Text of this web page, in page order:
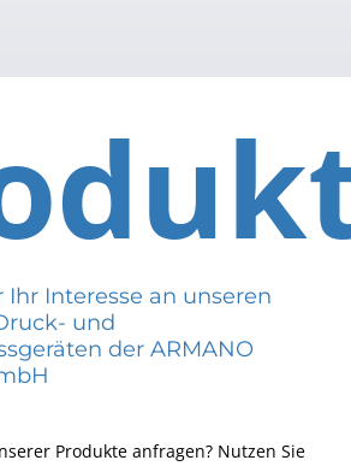
Interesse an unseren
und
der ARMANO
Produkte anfragen? Nutzen Sie